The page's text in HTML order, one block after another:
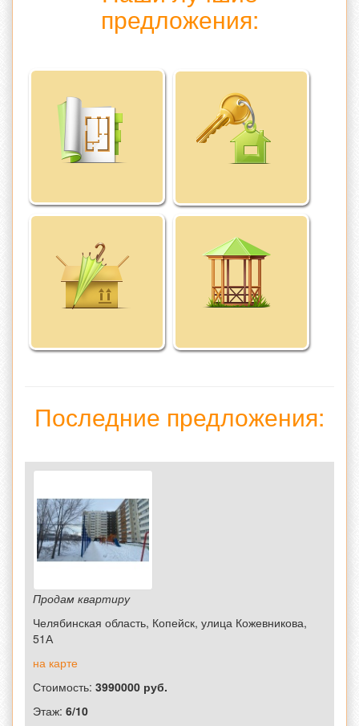
предложения:
Последние предложения:
Продам квартиру
Челябинская область, Копейск, улица Кожевникова,
51А
на карте
Стоимость: 3990000 руб.
Этаж: 6/10